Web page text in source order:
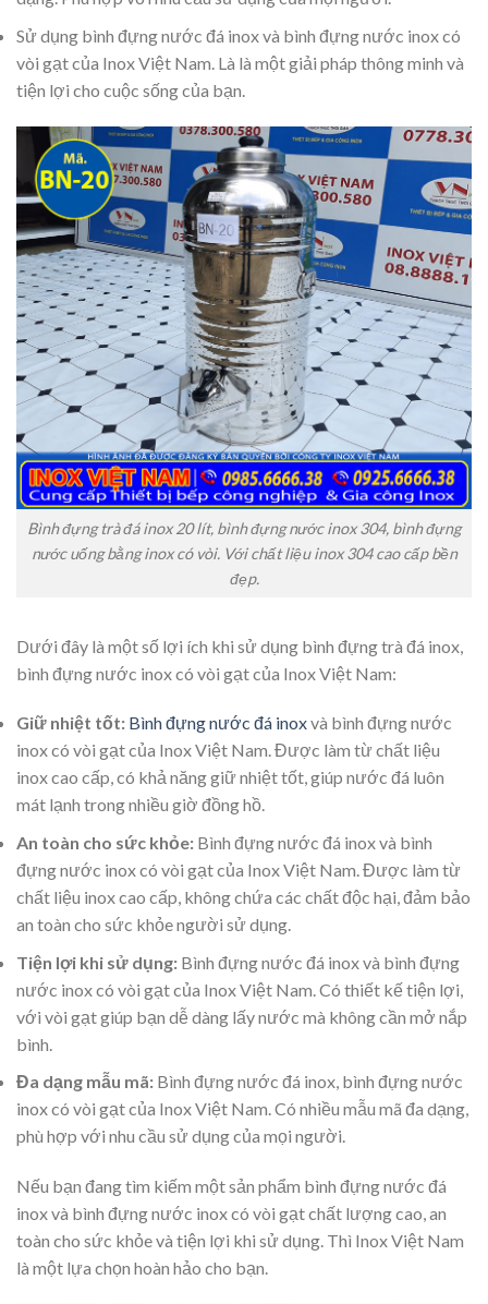
Sử dụng bình đựng nước đá inox và bình đựng nước inox có
vòi gạt của Inox Việt Nam. Là là một giải pháp thông minh và
tiện lợi cho cuộc sống của bạn.
Bình đựng trà đá inox 20 lít, bình đựng nước inox 304, bình đựng
nước uống bằng inox có vòi. Với chất liệu inox 304 cao cấp bền
đẹp.
Dưới đây là một số lợi ích khi sử dụng bình đựng trà đá inox,
bình đựng nước inox có vòi gạt của Inox Việt Nam:
Giữ nhiệt tốt: Bình đựng nước đá inoxvà bình đựng nước
inox có vòi gạt của Inox Việt Nam. Được làm từ chất liệu
inox cao cấp, có khả năng giữ nhiệt tốt, giúp nước đá luôn
mát lạnh trong nhiều giờ đồng hồ.
An toàn cho sức khỏe: Bình đựng nước đá inox và bình
đựng nước inox có vòi gạt của Inox Việt Nam. Được làm từ
chất liệu inox cao cấp, không chứa các chất độc hại, đảm bảo
an toàn cho sức khỏe người sử dụng.
Tiện lợi khi sử dụng: Bình đựng nước đá inox và bình đựng
nước inox có vòi gạt của Inox Việt Nam. Có thiết kế tiện lợi,
với vòi gạt giúp bạn dễ dàng lấy nước mà không cần mở nắp
bình.
Đa dạng mẫu mã: Bình đựng nước đá inox, bình đựng nước
inox có vòi gạt của Inox Việt Nam. Có nhiều mẫu mã đa dạng,
phù hợp với nhu cầu sử dụng của mọi người.
Nếu bạn đang tìm kiếm một sản phẩm bình đựng nước đá
inox và bình đựng nước inox có vòi gạt chất lượng cao, an
toàn cho sức khỏe và tiện lợi khi sử dụng. Thì Inox Việt Nam
là một lựa chọn hoàn hảo cho bạn.